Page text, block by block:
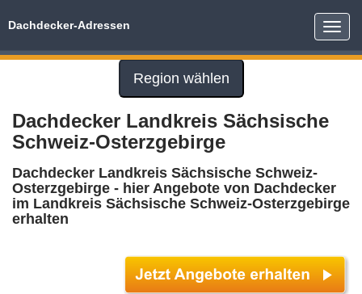
Toggle
Dachdecker-Adressen
Region wählen
Dachdecker Landkreis Sächsische
Schweiz-Osterzgebirge
Dachdecker Landkreis Sächsische Schweiz-
Osterzgebirge - hier Angebote von Dachdecker
im Landkreis Sächsische Schweiz-Osterzgebirge
erhalten